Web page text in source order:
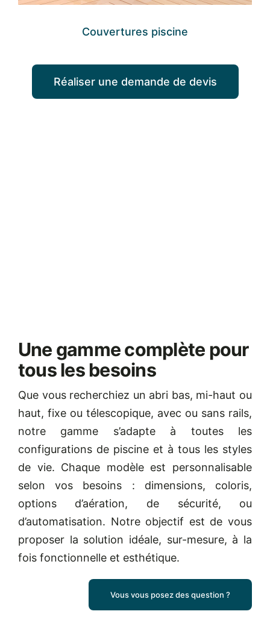
Couvertures piscine
Réaliser une demande de devis
Une gamme complète pour
tous les besoins
Que vous recherchiez un abri bas, mi-haut ou
haut, fixe ou télescopique, avec ou sans rails,
notre gamme s’adapte à toutes les
configurations de piscine et à tous les styles
de vie. Chaque modèle est personnalisable
selon vos besoins : dimensions, coloris,
options d’aération, de sécurité, ou
d’automatisation. Notre objectif est de vous
proposer la solution idéale, sur-mesure, à la
fois fonctionnelle et esthétique.
Vous vous posez des question ?